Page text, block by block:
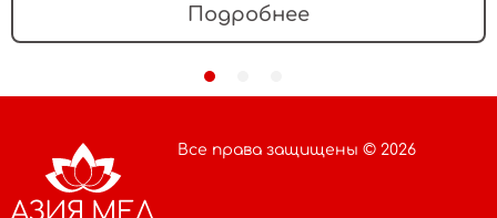
Подробнее
Все права защищены © 2026